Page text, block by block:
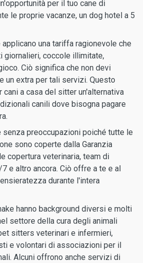
per il tuo cane di
le proprie vacanze, un dog hotel a 5
una tariffa ragionevole che
giornalieri, coccole illimitate,
Ciò significa che non devi
un extra per tali servizi. Questo
cani a casa del sitter un'alternativa
canili dove bisogna pagare
senza preoccupazioni poiché tutte le
sono coperte dalla Garanzia
copertura veterinaria, team di
e altro ancora. Ciò offre a te e al
durante l'intera
hanno background diversi e molti
settore della cura degli animali
sitters veterinari e infermieri,
e volontari di associazioni per il
Alcuni offrono anche servizi di